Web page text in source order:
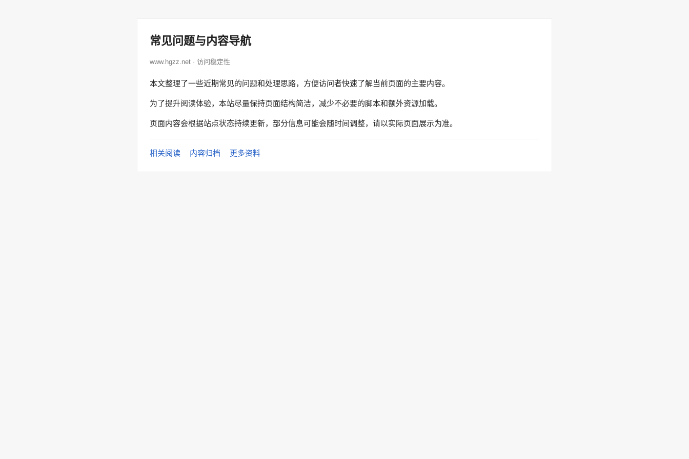
常见问题与内容导航
www.hgzz.net · 访问稳定性
本文整理了一些近期常见的问题和处理思路，方便访问者快速了解当前页面的主要内容。
为了提升阅读体验，本站尽量保持页面结构简洁，减少不必要的脚本和额外资源加载。
页面内容会根据站点状态持续更新，部分信息可能会随时间调整，请以实际页面展示为准。
相关阅读 内容归档 更多资料